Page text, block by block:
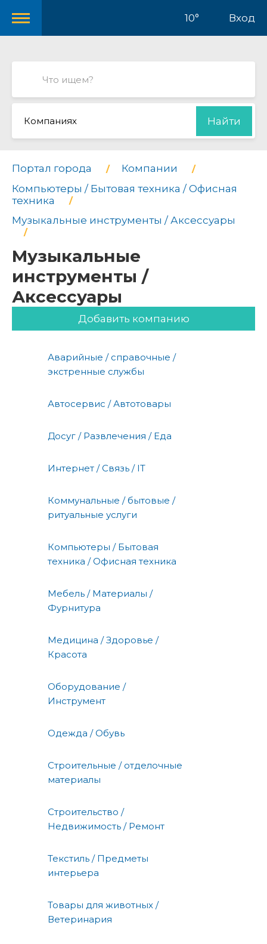
10° Вход
Компаниях Найти
Портал города
Компании
Компьютеры / Бытовая техника / Офисная
техника
Музыкальные инструменты / Аксессуары
Музыкальные
инструменты /
Аксессуары
Добавить компанию
Аварийные / справочные /
экстренные службы
Автосервис / Автотовары
Досуг / Развлечения / Еда
Интернет / Связь / IT
Коммунальные / бытовые /
ритуальные услуги
Компьютеры / Бытовая
техника / Офисная техника
Мебель / Материалы /
Фурнитура
Медицина / Здоровье /
Красота
Оборудование /
Инструмент
Одежда / Обувь
Строительные / отделочные
материалы
Строительство /
Недвижимость / Ремонт
Текстиль / Предметы
интерьера
Товары для животных /
Ветеринария